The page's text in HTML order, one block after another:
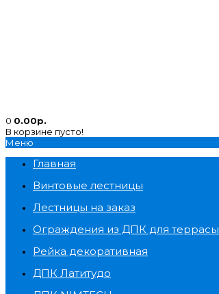
0 0.00р.
В корзине пусто!
Меню
Главная
Винтовые лестницы
Лестницы на заказ
Ограждения из ДПК для террасы
Рейка декоративная
ДПК Латитудо